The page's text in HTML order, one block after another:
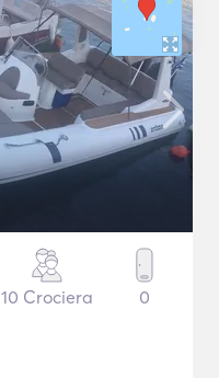
10 Crociera 0